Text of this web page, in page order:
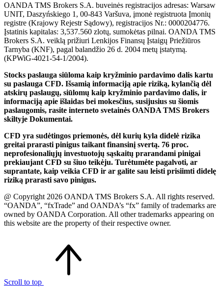
OANDA TMS Brokers S.A. buveinės registracijos adresas: Warsaw
UNIT, Daszyńskiego 1, 00-843 Varšuva, įmonė registruota Įmonių
registre (Krajowy Rejestr Sądowy), registracijos Nr.: 0000204776.
Įstatinis kapitalas: 3,537.560 zlotų, sumokėtas pilnai. OANDA TMS
Brokers S.A. veiklą prižiuri Lenkijos Finansų Įstaigų Priežiūros
Tarnyba (KNF), pagal balandžio 26 d. 2004 metų įstatymą.
(KPWiG-4021-54-1/2004).
Stocks paslauga siūloma kaip kryžminio pardavimo dalis kartu
su paslauga CFD. Išsamią informaciją apie riziką, kylančią dėl
atskirų paslaugų, siūlomų kaip kryžminio pardavimo dalis, ir
informaciją apie išlaidas bei mokesčius, susijusius su šiomis
paslaugomis, rasite interneto svetainės OANDA TMS Brokers
skiltyje Dokumentai.
CFD yra sudėtingos priemonės, dėl kurių kyla didelė rizika
greitai prarasti pinigus taikant finansinį svertą. 76 proc.
neprofesionaliųjų investuotojų sąskaitų prarandami pinigai
prekiaujant CFD su šiuo teikėju. Turėtumėte pagalvoti, ar
suprantate, kaip veikia CFD ir ar galite sau leisti prisiimti didelę
riziką prarasti savo pinigus.
@ Copyright 2026 OANDA TMS Brokers S.A. All rights reserved.
“OANDA”, “fxTrade” and OANDA’s “fx” family of trademarks are
owned by OANDA Corporation. All other trademarks appearing on
this website are the property of their respective owner.
Scroll to top